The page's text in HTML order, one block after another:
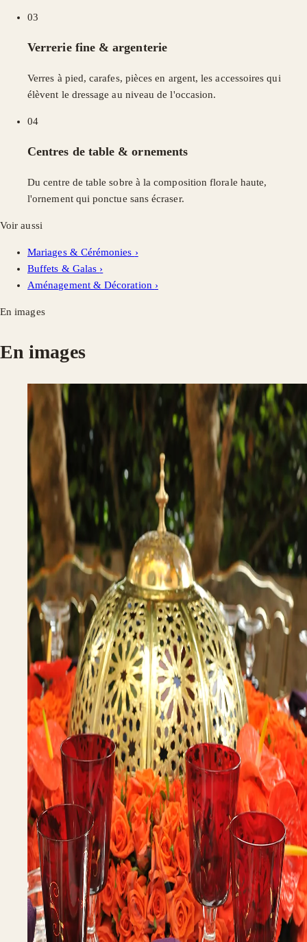
03
Verrerie fine & argenterie
Verres à pied, carafes, pièces en argent, les accessoires qui
élèvent le dressage au niveau de l'occasion.
04
Centres de table & ornements
Du centre de table sobre à la composition florale haute,
l'ornement qui ponctue sans écraser.
Voir aussi
Mariages & Cérémonies ›
Buffets & Galas ›
Aménagement & Décoration ›
En images
En images